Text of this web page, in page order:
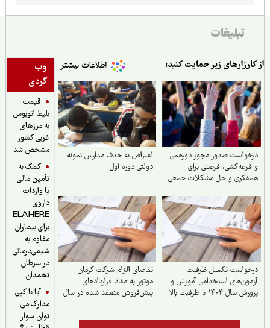
تبلیغات
وب
گردی
قیمت
بلیط اتوبوس
به مرزهای
غربی کشور
مشخص شد
کمک به
تأمین مالی
یا واردات
داروی
ELAHERE
برای بیماران
مقاوم به
شیمی‌درمانی
در سرطان
تخمدان
آیا با کپی
مدارک می
توان سوار
زیر حمایت کنید:
صدور مجوز دورهمی
فرصتی برای
و حل مشکلات جمعی
اعتراض به حذف مدارس نمونه
دولتی دوره اول
تکمیل ظرفیت
استخدامی آموزش و
۱۴۰۴ با ظرفیت بالا
تقاضای الزام شرکت کرمان
موتور به مفاد قراردادهای
پیش‌فروش منعقد شده در سال